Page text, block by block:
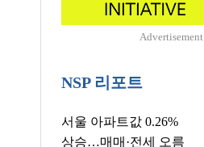
Advertisement
NSP 리포트
서울 아파트값 0.26%
상승…매매·전세 오름